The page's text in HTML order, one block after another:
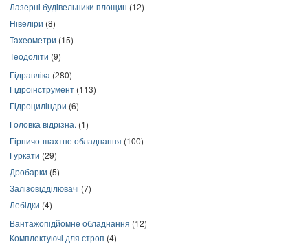
Лазерні будівельники площин (12)
Нівеліри (8)
Тахеометри (15)
Теодоліти (9)
Гідравліка (280)
Гідроінструмент (113)
Гідроциліндри (6)
Головка відрізна. (1)
Гірничо-шахтне обладнання (100)
Гуркати (29)
Дробарки (5)
Залізовідділювачі (7)
Лебідки (4)
Вантажопідйомне обладнання (12)
Комплектуючі для строп (4)